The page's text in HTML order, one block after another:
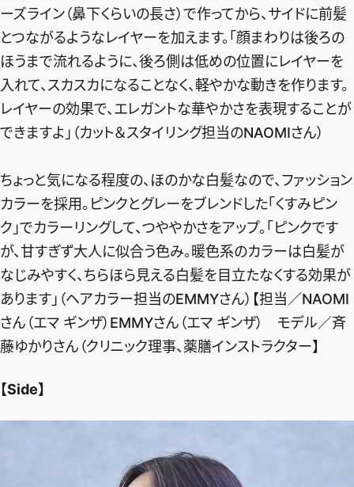
2026年9月号
最新号試し読み
定期購読
購入
SHOPPING
エクラプレミアム通販
売れ筋ランキング
エクラ掲載品
エクラ限定アイテム
ファッション、ライフスタイル、
ーズライン（鼻下くらいの長さ）で作ってから、サイドに前髪
とつながるようなレイヤーを加えます。「顔まわりは後ろの
ほうまで流れるように、後ろ側は低めの位置にレイヤーを
入れて、スカスカになることなく、軽やかな動きを作ります。
レイヤーの効果で、エレガントな華やかさを表現することが
できますよ」（カット＆スタイリング担当のNAOMIさん）
ちょっと気になる程度の、ほのかな白髪なので、ファッション
カラーを採用。ピンクとグレーをブレンドした「くすみピン
ク」でカラーリングして、つややかさをアップ。「ピンクです
が、甘すぎず大人に似合う色み。暖色系のカラーは白髪が
なじみやすく、ちらほら見える白髪を目立たなくする効果が
あります」（ヘアカラー担当のEMMYさん）【担当／NAOMI
さん（エマ ギンザ）EMMYさん（エマ ギンザ） モデル／斉
藤ゆかりさん（クリニック理事、薬膳インストラクター】
【Side】